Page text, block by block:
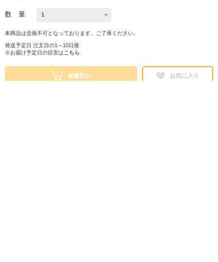
数 量
本商品は交換不可となっております。ご了承ください。
発送予定日 注文日の1～10日後
※お届け予定日の目安は こちら
在庫切れ お気に入り